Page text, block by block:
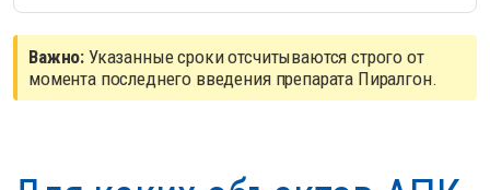
Важно: Указанные сроки отсчитываются строго от
момента последнего введения препарата Пиралгон.